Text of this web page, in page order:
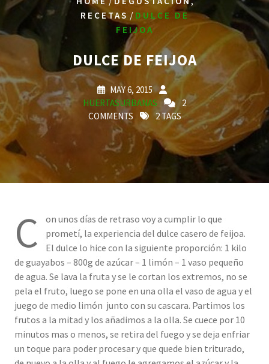
RECETAS / DULCE DE
FEIJOA
DULCE DE FEIJOA
MAY 6, 2015
HUERTASURBANAS
2
COMMENTS
2 TAGS
C
on unos días de retraso voy a cumplir lo que
prometí, la experiencia del dulce casero de feijoa.
El dulce lo hice con la siguiente proporción: 1 kilo
de guayabos – 800g de azúcar – 1 limón – 1 vaso pequeño
de agua. Se lava la fruta y se le cortan los extremos, no se
pela el fruto, luego se pone en una olla el vaso de agua y el
juego de medio limón junto con su cascara. Partimos los
frutos a la mitad y los añadimos a la olla. Se cuece por 10
minutos mas o menos, se retira del fuego y se deja enfriar
un toque para poder procesar y que quede bien triturado,